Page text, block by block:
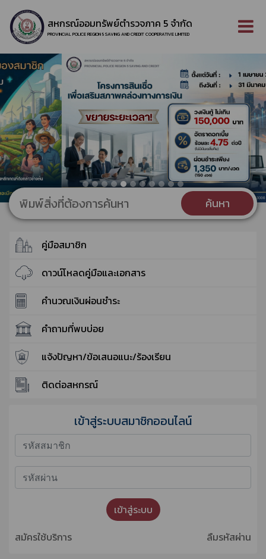
สหกรณ์ออมทรัพย์ตำรวจภาค 5 จำกัด
PROVINCIAL POLICE REGION 5 SAVING AND CREDIT COOPERATIVE LIMITED
ค้นหา
คู่มือสมาชิก
ดาวน์โหลดคู่มือและเอกสาร
คำนวณเงินผ่อนชำระ
คำถามที่พบบ่อย
แจ้งปัญหา/ข้อเสนอแนะ/ร้องเรียน
ติดต่อสหกรณ์
เข้าสู่ระบบสมาชิกออนไลน์
เข้าสู่ระบบ
สมัครใช้บริการ
ลืมรหัสผ่าน